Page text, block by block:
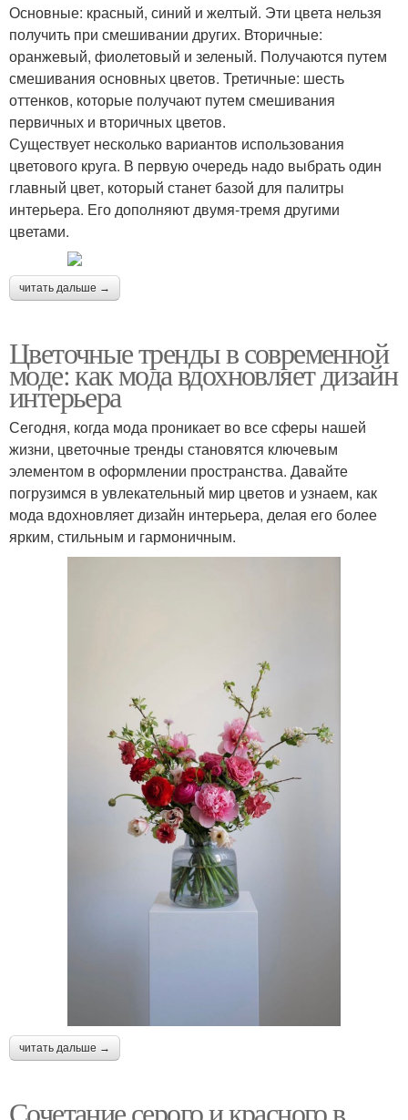
Основные: красный, синий и желтый. Эти цвета нельзя
получить при смешивании других. Вторичные:
оранжевый, фиолетовый и зеленый. Получаются путем
смешивания основных цветов. Третичные: шесть
оттенков, которые получают путем смешивания
первичных и вторичных цветов.
Существует несколько вариантов использования
цветового круга. В первую очередь надо выбрать один
главный цвет, который станет базой для палитры
интерьера. Его дополняют двумя-тремя другими
цветами.
читать дальше →
Цветочные тренды в современной
моде: как мода вдохновляет дизайн
интерьера
Сегодня, когда мода проникает во все сферы нашей
жизни, цветочные тренды становятся ключевым
элементом в оформлении пространства. Давайте
погрузимся в увлекательный мир цветов и узнаем, как
мода вдохновляет дизайн интерьера, делая его более
ярким, стильным и гармоничным.
читать дальше →
Сочетание серого и красного в